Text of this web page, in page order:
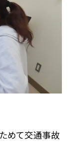
めて交通事故